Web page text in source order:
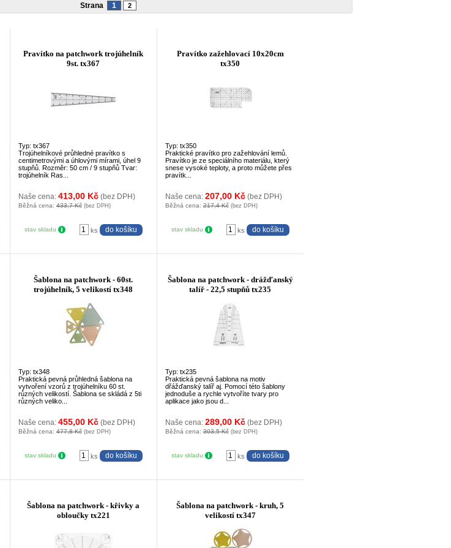
Strana 1 2
Pravítko na patchwork trojúhelník
9st. tx367
Typ: tx367
Trojúhelníkové průhledné pravítko s
centimetrovými a úhlovými mírami, úhel 9
stupňů. Rozměr: 50 cm / 9 stupňů Tvar:
trojúhelník Ras...
Naše cena:413,00 Kč (bez DPH)
Běžná cena:433,7 Kč (bez DPH)
stav skladu ks
Pravítko zažehlovací 10x20cm
tx350
Typ: tx350
Praktické pravítko pro zažehlování lemů.
Pravítko je ze speciálního materiálu, který
snese vysoké teploty, a proto můžete přes
pravítk...
Naše cena: 207,00 Kč (bez DPH)
Běžná cena:217,4 Kč (bez DPH)
stav skladu ks
Šablona na patchwork - 60st.
trojúhelník, 5 velikostí tx348
Typ: tx348
Praktická pevná průhledná šablona na
vytvoření vzorů z trojúhelníku 60 st.
různých velikostí. Šablona se skládá z 5ti
různých veliko...
Naše cena:455,00 Kč (bez DPH)
Běžná cena:477,8 Kč (bez DPH)
stav skladu ks
Šablona na patchwork - drážďanský
talíř - 22,5 stupňů tx235
Typ: tx235
Praktická pevná šablona na motiv
dřážďanský talíř aj. Pomocí této šablony
jednoduše a rychle vytvoříte tvary pro
aplikace jako jsou d...
Naše cena: 289,00 Kč (bez DPH)
Běžná cena:303,5 Kč (bez DPH)
stav skladu ks
Šablona na patchwork - křivky a
obloučky tx221
Šablona na patchwork - kruh, 5
velikostí tx347